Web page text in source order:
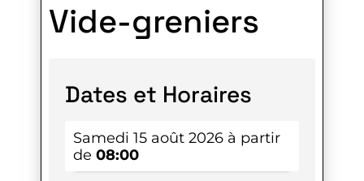
Vide-greniers
Dates et Horaires
Samedi 15 août 2026 à partir
de 08:00